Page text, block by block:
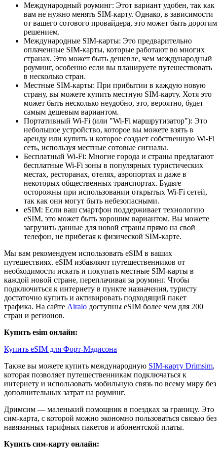
Международный роуминг: Этот вариант удобен, так как
вам не нужно менять SIM-карту. Однако, в зависимости
от вашего сотового провайдера, это может быть дорогим
решением.
Международные SIM-карты: Это предварительно
оплаченные SIM-карты, которые работают во многих
странах. Это может быть дешевле, чем международный
роуминг, особенно если вы планируете путешествовать
в несколько стран.
Местные SIM-карты: При прибытии в каждую новую
страну, вы можете купить местную SIM-карту. Хотя это
может быть несколько неудобно, это, вероятно, будет
самым дешевым вариантом.
Портативный Wi-Fi (или "Wi-Fi маршрутизатор"): Это
небольшое устройство, которое вы можете взять в
аренду или купить и которое создает собственную Wi-Fi
сеть, используя местные сотовые сигналы.
Бесплатный Wi-Fi: Многие города и страны предлагают
бесплатные Wi-Fi зоны в популярных туристических
местах, ресторанах, отелях, аэропортах и даже в
некоторых общественных транспортах. Будьте
осторожны при использовании открытых Wi-Fi сетей,
так как они могут быть небезопасными.
eSIM: Если ваш смартфон поддерживает технологию
eSIM, это может быть хорошим вариантом. Вы можете
загрузить данные для новой страны прямо на свой
телефон, не прибегая к физической SIM-карте.
Мы вам рекомендуем использовать eSIM в ваших
путешествиях. eSIM избавляют путешественников от
необходимости искать и покупать местные SIM-карты в
каждой новой стране, переплачивая за роуминг. Чтобы
подключиться к интернету в пункте назначения, туристу
достаточно купить и активировать подходящий пакет
трафика. На сайте Airalo доступны eSIM более чем для 200
стран и регионов.
Купить esim онлайн:
Купить eSIM для Форт-Мэдисона
Также вы можете купить международную SIM-карту Drimsim,
которая позволяет путешественникам подключаться к
интернету и использовать мобильную связь по всему миру без
дополнительных затрат на роуминг.
Дримсим — маленький помощник в поездках за границу. Это
сим-карта, с которой можно экономно пользоваться связью без
навязанных тарифных пакетов и абонентской платы.
Купить сим-карту онлайн: